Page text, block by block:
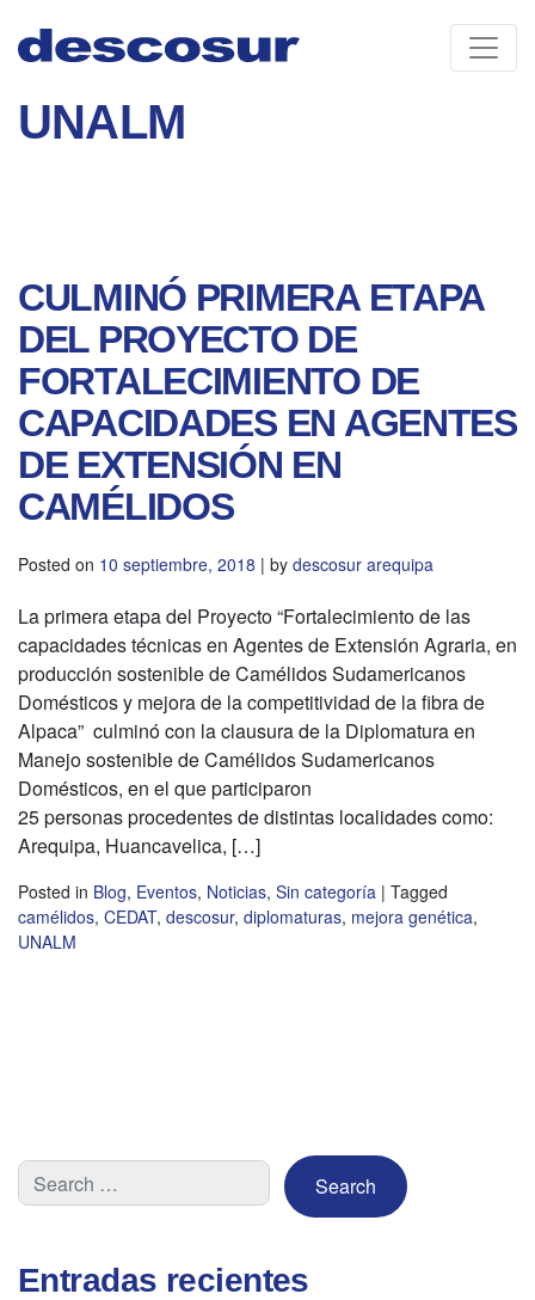
content
UNALM
CULMINÓ PRIMERA ETAPA
DEL PROYECTO DE
FORTALECIMIENTO DE
CAPACIDADES EN AGENTES
DE EXTENSIÓN EN
CAMÉLIDOS
Posted on 10 septiembre, 2018 | by descosur arequipa
La primera etapa del Proyecto “Fortalecimiento de las
capacidades técnicas en Agentes de Extensión Agraria, en
producción sostenible de Camélidos Sudamericanos
Domésticos y mejora de la competitividad de la fibra de
Alpaca” culminó con la clausura de la Diplomatura en
Manejo sostenible de Camélidos Sudamericanos
Domésticos, en el que participaron
25 personas procedentes de distintas localidades como:
Arequipa, Huancavelica, […]
Posted in Blog, Eventos, Noticias, Sin categoría | Tagged
camélidos, CEDAT, descosur, diplomaturas, mejora genética,
UNALM
Entradas recientes